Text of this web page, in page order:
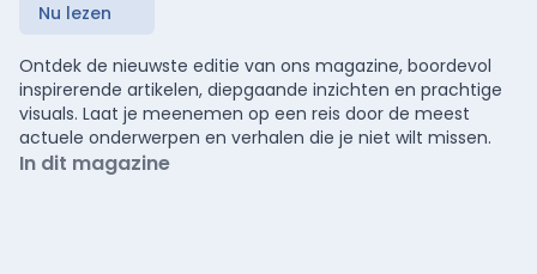
Nu lezen
Ontdek de nieuwste editie van ons magazine, boordevol
inspirerende artikelen, diepgaande inzichten en prachtige
visuals. Laat je meenemen op een reis door de meest
actuele onderwerpen en verhalen die je niet wilt missen.
In dit magazine